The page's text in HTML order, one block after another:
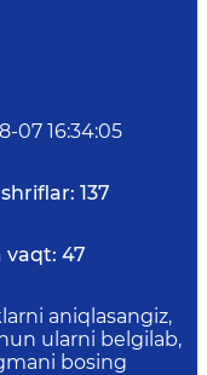
07 16:34:05
137
vaqt: 47
aniqlasangiz,
ularni belgilab,
bosing